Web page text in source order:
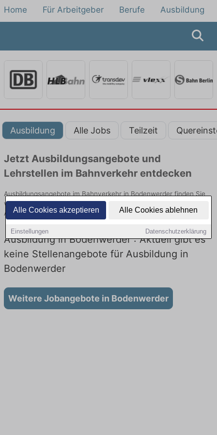
Alle Cookies akzeptieren Alle Cookies ablehnen
Einstellungen Datenschutzerklärung
Home Für Arbeitgeber Berufe Ausbildung
Ausbildung Alle Jobs Teilzeit
Jetzt Ausbildungsangebote und
Lehrstellen im Bahnverkehr entdecken
Ausbildungsangebote im Bahnverkehr in Bodenwerder finden Sie
von namhaften Firmen. Entdecken Sie freie Optionen von Top-
Arbeitgebern und bewerben Sie sich noch heute.
Ausbildung in Bodenwerder : Aktuell gibt es
keine Stellenangebote für Ausbildung in
Bodenwerder
Weitere Jobangebote in Bodenwerder